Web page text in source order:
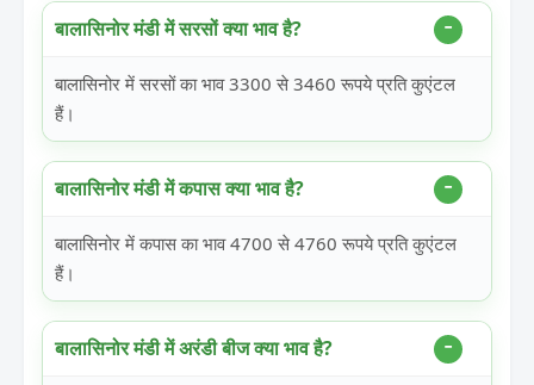
बालासिनोर मंडी में सरसों क्या भाव है?
बालासिनोर में सरसों का भाव 3300 से 3460 रूपये प्रति कुएंटल
हैं।
बालासिनोर मंडी में कपास क्या भाव है?
बालासिनोर में कपास का भाव 4700 से 4760 रूपये प्रति कुएंटल
हैं।
बालासिनोर मंडी में अरंडी बीज क्या भाव है?